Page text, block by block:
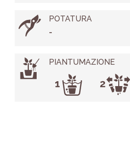
POTATURA
-
PIANTUMAZIONE